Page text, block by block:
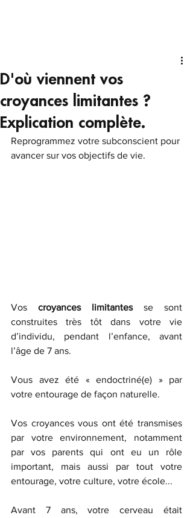
D'où viennent vos
croyances limitantes ?
Explication complète.
Reprogrammez votre subconscient pour
avancer sur vos objectifs de vie.
Vos croyances limitantes se sont
construites très tôt dans votre vie
d’individu, pendant l’enfance, avant
l’âge de 7 ans.
Vous avez été « endoctriné(e) » par
votre entourage de façon naturelle.
Vos croyances vous ont été transmises
par votre environnement, notamment
par vos parents qui ont eu un rôle
important, mais aussi par tout votre
entourage, votre culture, votre école...
Avant 7 ans, votre cerveau était